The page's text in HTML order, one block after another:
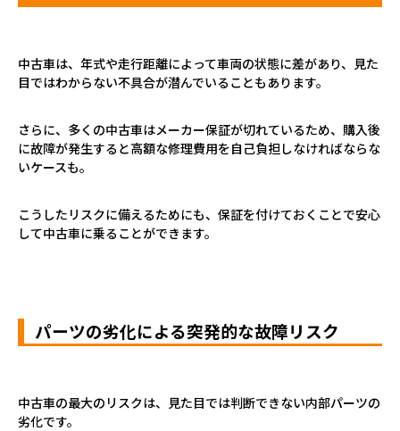
中古車は、年式や走行距離によって車両の状態に差があり、見た
目ではわからない不具合が潜んでいることもあります。
さらに、多くの中古車はメーカー保証が切れているため、購入後
に故障が発生すると高額な修理費用を自己負担しなければならな
いケースも。
こうしたリスクに備えるためにも、保証を付けておくことで安心
して中古車に乗ることができます。
パーツの劣化による突発的な故障リスク
中古車の最大のリスクは、見た目では判断できない内部パーツの
劣化です。